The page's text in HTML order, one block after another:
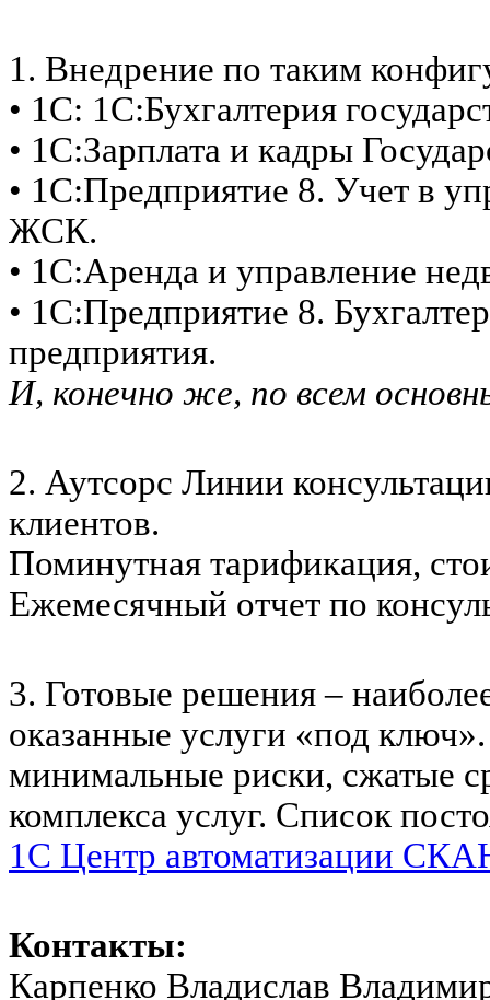
1. Внедрение по таким
• 1С: 1С:Бухгалтерия
• 1С:Зарплата и кадры
• 1С:Предприятие 8. Учет в
ЖСК.
• 1С:Аренда и управление
• 1С:Предприятие 8.
предприятия.
И, конечно же, по всем
2. Аутсорс Линии
клиентов.
Поминутная тарификация,
Ежемесячный отчет по
3. Готовые решения –
оказанные услуги «под
минимальные риски, сжатые
комплекса услуг. Список
1C Центр автоматизации
Контакты:
Карпенко Владислав